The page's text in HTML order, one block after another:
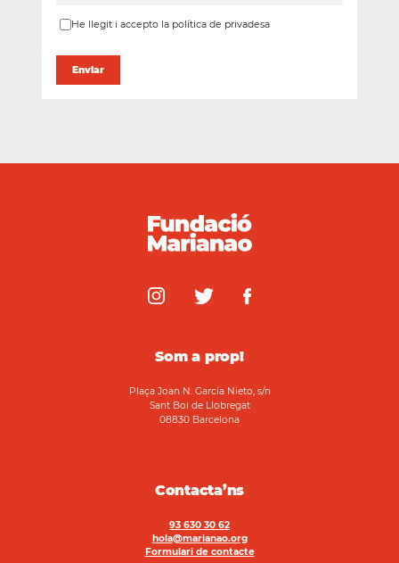
He llegit i accepto la política de privadesa
Som a prop!
Plaça Joan N. García Nieto, s/n
Sant Boi de Llobregat
08830 Barcelona
Contacta’ns
93 630 30 62
hola@marianao.org
Formulari de contacte